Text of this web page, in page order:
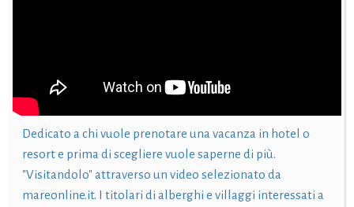
Dedicato a chi vuole prenotare una vacanza in hotel o
resort e prima di scegliere vuole saperne di più.
"Visitandolo" attraverso un video selezionato da
mareonline.it. I titolari di alberghi e villaggi interessati a